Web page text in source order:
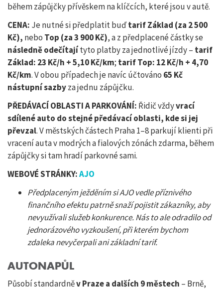
během zápůjčky přívěskem na klíčcích, které jsou v autě.
CENA: Je nutné si předplatit buďtarif Základ (za 2 500
Kč), nebo Top (za 3 900 Kč), a z předplacené částky se
následně odečítajítyto platby za jednotlivé jízdy – tarif
Základ: 23 Kč/h + 5,10 Kč/km; tarif Top: 12 Kč/h + 4,70
Kč/km. V obou případech je navíc účtováno 65 Kč
nástupní sazbyza jednu zápůjčku.
PŘEDÁVACÍ OBLASTI A PARKOVÁNÍ: Řidič vždyvrací
sdílené auto do stejné předávací oblasti, kde si jej
převzal. V městských částech Praha 1–8 parkují klienti při
vracení auta v modrých a fialových zónách zdarma, během
zápůjčky si tam hradí parkovné sami.
WEBOVÉ STRÁNKY:AJO
Předplaceným ježděním si AJO vedle příznivého
finančního efektu patrně snaží pojistit zákazníky, aby
nevyužívali služeb konkurence. Nás to ale odradilo od
jednorázového vyzkoušení, při kterém bychom
zdaleka nevyčerpali ani základní tarif.
AUTONAPŮL
Působí standardněv Praze a dalších 9 městech – Brně,